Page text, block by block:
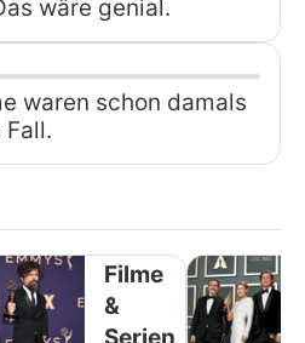
wäre genial.
waren schon damals
Filme
&